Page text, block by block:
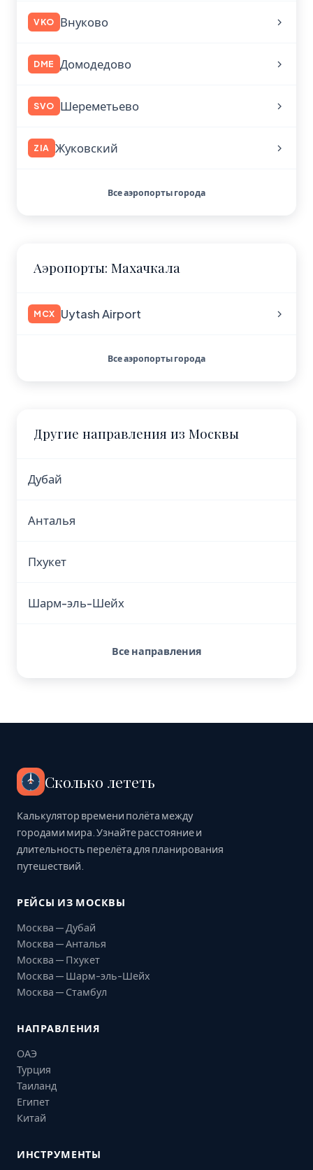
VKO Внуково
DME Домодедово
SVO Шереметьево
ZIA Жуковский
Все аэропорты города
Аэропорты: Махачкала
MCX Uytash Airport
Все аэропорты города
Другие направления из Москвы
Дубай
Анталья
Пхукет
Шарм-эль-Шейх
Все направления
Сколько лететь
Калькулятор времени полёта между
городами мира. Узнайте расстояние и
длительность перелёта для планирования
путешествий.
РЕЙСЫ ИЗ МОСКВЫ
Москва — Дубай
Москва — Анталья
Москва — Пхукет
Москва — Шарм-эль-Шейх
Москва — Стамбул
НАПРАВЛЕНИЯ
ОАЭ
Турция
Таиланд
Египет
Китай
ИНСТРУМЕНТЫ